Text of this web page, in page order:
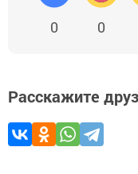
0 0
Расскажите